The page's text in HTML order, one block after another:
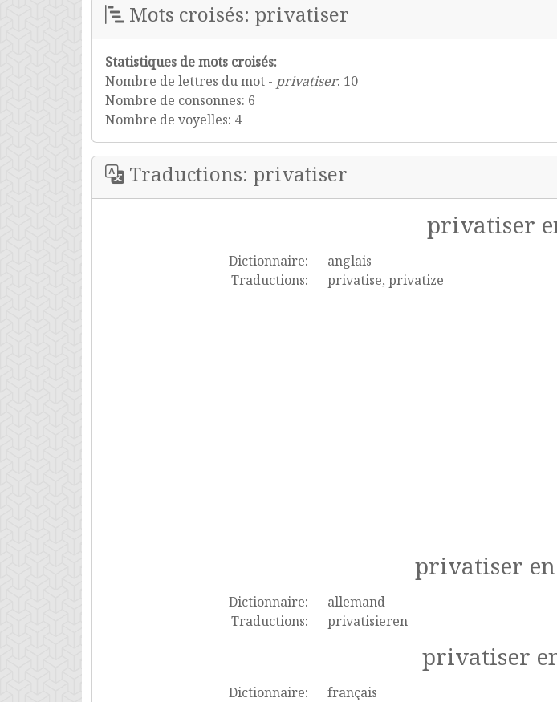
Mots croisés: privatiser
Statistiques de mots croisés:
Nombre de lettres du mot - privatiser: 10
Nombre de consonnes: 6
Nombre de voyelles: 4
Traductions: privatiser
privatiser
Dictionnaire:
anglais
Traductions:
privatise, privatize
privatiser
Dictionnaire:
allemand
Traductions:
privatisieren
privatiser
Dictionnaire:
français